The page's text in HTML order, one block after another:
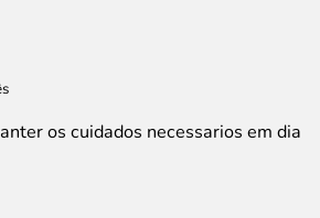
os cuidados necessarios em dia